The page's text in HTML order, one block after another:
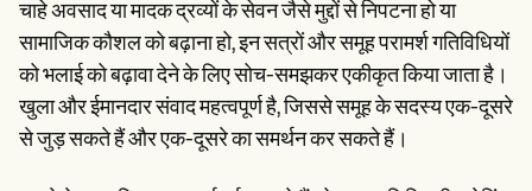
चाहे अवसाद या मादक द्रव्यों के सेवन जैसे मुद्दों से निपटना हो या
सामाजिक कौशल को बढ़ाना हो, इन सत्रों और समूह परामर्श गतिविधियों
को भलाई को बढ़ावा देने के लिए सोच-समझकर एकीकृत किया जाता है।
खुला और ईमानदार संवाद महत्वपूर्ण है, जिससे समूह के सदस्य एक-दूसरे
से जुड़ सकते हैं और एक-दूसरे का समर्थन कर सकते हैं।